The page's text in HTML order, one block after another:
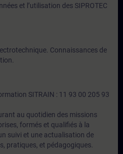
et l’utilisation des SIPROTEC
Connaissances de
SITRAIN : 11 93 00 205 93
au quotidien des missions
formés et qualifiés à la
suivi et une actualisation de
pratiques, et pédagogiques.